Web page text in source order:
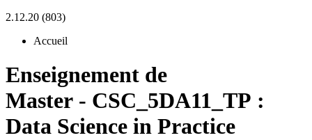
2.12.20 (803)
Accueil
Enseignement de
Master - CSC_5DA11_TP :
Data Science in Practice